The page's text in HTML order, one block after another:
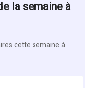
la semaine à
cette semaine à